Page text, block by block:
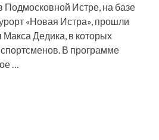
Подмосковной Истре, на базе
«Новая Истра», прошли
Дедика, в которых
В программе
…